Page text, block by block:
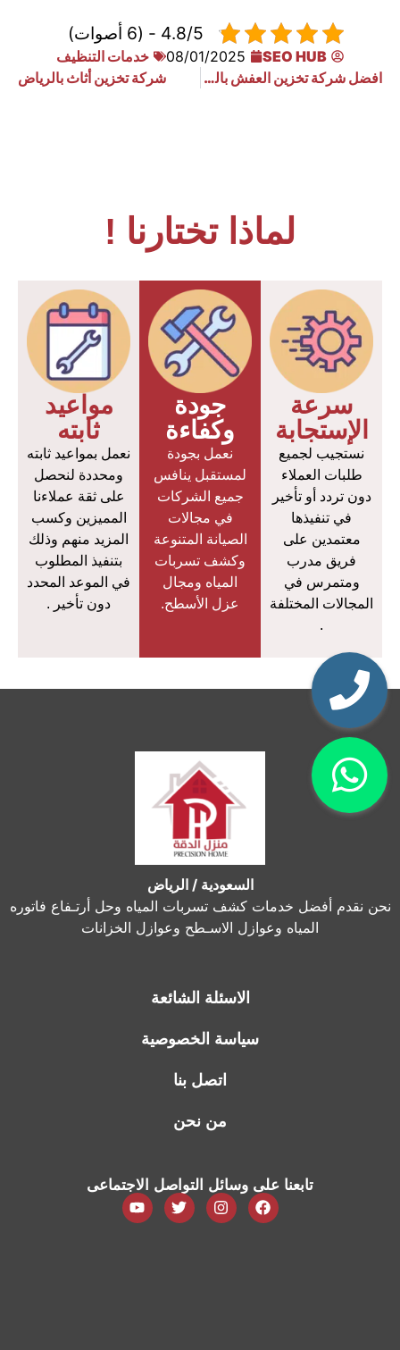
4.8/5 - (6 أصوات)
SEO HUB
08/01/2025
خدمات التنظيف
افضل شركة تخزين العفش بالدمام
شركة تخزين أثاث بالرياض
لماذا تختارنا !
سرعة
الإستجابة
نستجيب لجميع
طلبات العملاء
دون تردد أو تأخير
في تنفيذها
معتمدين على
فريق مدرب
ومتمرس في
المجالات المختلفة
.
جودة
وكفاءة
نعمل بجودة
لمستقبل ينافس
جميع الشركات
في مجالات
الصيانة المتنوعة
وكشف تسربات
المياه ومجال
عزل الأسطح.
مواعيد
ثابته
نعمل بمواعيد ثابته
ومحددة لنحصل
على ثقة عملاءنا
المميزين وكسب
المزيد منهم وذلك
بتنفيذ المطلوب
في الموعد المحدد
دون تأخير .
السعودية / الرياض
نحن نقدم أفضل خدمات كشف تسربات المياه وحل أرتـفاع فاتوره
المياه وعوازل الاسـطح وعوازل الخزانات
الاسئلة الشائعة
سياسة الخصوصية
اتصل بنا
من نحن
تابعنا على وسائل التواصل الاجتماعى